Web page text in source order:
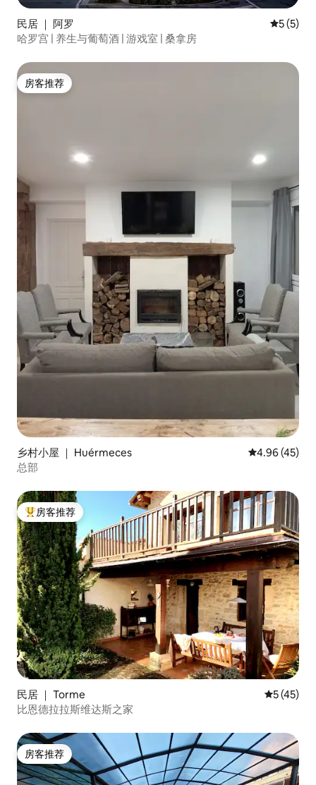
民居 ｜ 阿罗 平均评分
5 (5)
哈罗宫 | 养生与葡萄酒 | 游戏室 | 桑拿房
房客推荐
房客推荐
乡村小屋 ｜ Huérmeces 平均评分
4.96 (45)
总部
热门「房客推荐」
房客推荐
民居 ｜ Torme 平均评分
5 (45)
比恩德拉拉斯维达斯之家
房客推荐
房客推荐